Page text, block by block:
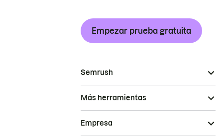
Empezar prueba gratuita
Semrush
Más herramientas
Empresa